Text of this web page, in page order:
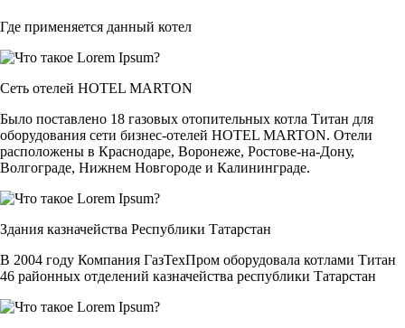
Где применяется данный котел
Сеть отелей HOTEL MARTON
Было поставлено 18 газовых отопительных котла Титан для
оборудования сети бизнес-отелей HOTEL MARTON. Отели
расположены в Краснодаре, Воронеже, Ростове-на-Дону,
Волгограде, Нижнем Новгороде и Калининграде.
Здания казначейства Республики Татарстан
В 2004 году Компания ГазТехПром оборудовала котлами Титан
46 районных отделений казначейства республики Татарстан